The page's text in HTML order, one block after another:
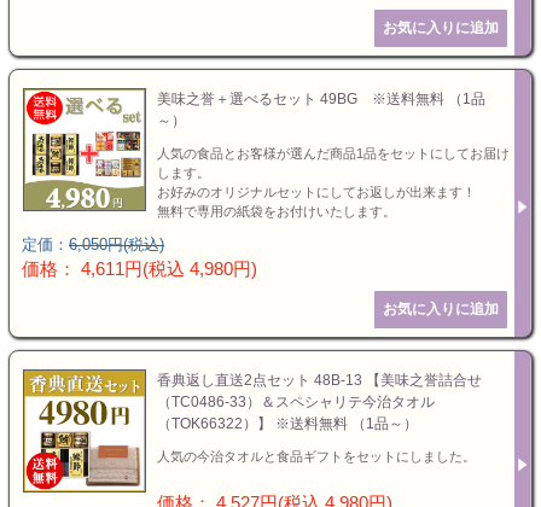
美味之誉＋選べるセット 49BG ※送料無料 （1品
～）
人気の食品とお客様が選んだ商品1品をセットにしてお届け
します。
お好みのオリジナルセットにしてお返しが出来ます！
無料で専用の紙袋をお付けいたします。
定価： 6,050円(税込)
価格： 4,611円(税込 4,980円)
香典返し直送2点セット 48B-13 【美味之誉詰合せ
（TC0486-33）＆スペシャリテ今治タオル
（TOK66322）】 ※送料無料 （1品～）
人気の今治タオルと食品ギフトをセットにしました。